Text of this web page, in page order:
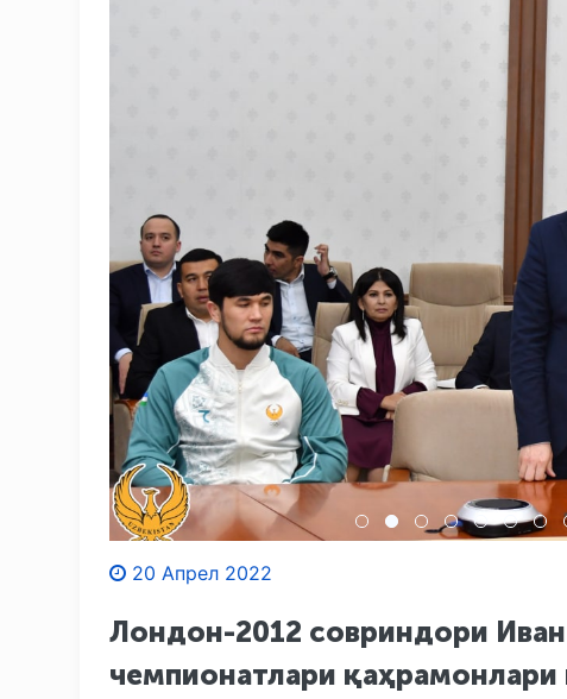
20 Апрел 2022
Лондон-2012 совриндори
чемпионатлари